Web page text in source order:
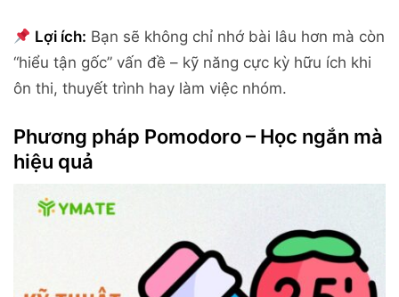
Lợi ích: Bạn sẽ không chỉ nhớ bài lâu hơn mà còn
“hiểu tận gốc” vấn đề – kỹ năng cực kỳ hữu ích khi
ôn thi, thuyết trình hay làm việc nhóm.
Phương pháp Pomodoro – Học ngắn mà
hiệu quả